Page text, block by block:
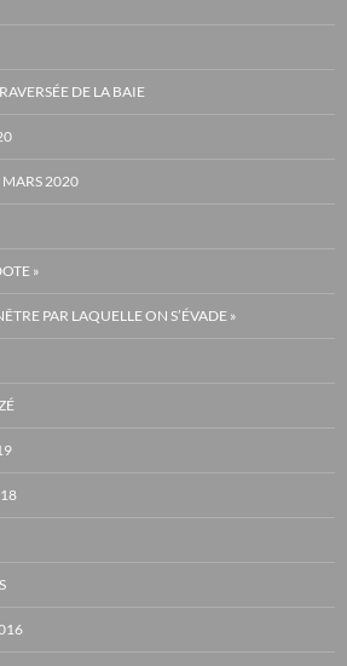
DE LA BAIE
MARS 2020
»
PAR LAQUELLE ON S’ÉVADE »